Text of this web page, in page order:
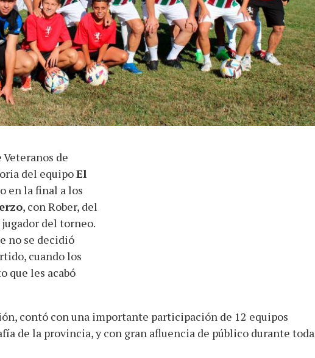
de
del equipoEl
en la final a los
, con Rober, del
del torneo.
no se decidió
cuando los
que les acabó
contó con una importante participación de 12 equipos
de la provincia, y con gran afluencia de público durante toda